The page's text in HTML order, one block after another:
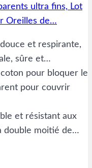
ultra fins, Lot
Oreilles de…
et respirante,
sûre et…
pour bloquer le
pour couvrir
et résistant aux
double moitié de…